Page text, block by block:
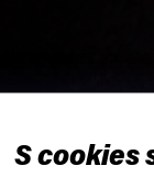
S cookies